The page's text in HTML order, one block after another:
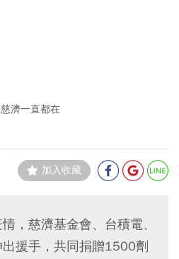
濟一直都在
加入收藏
，慈濟基金會、台積電、
援手，共同捐贈1500劑